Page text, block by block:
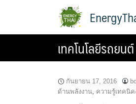
เทคโนโลยีรถยน
กันยายน 17, 2016
ด้านพลังงาน, ความรู้เทคนิ